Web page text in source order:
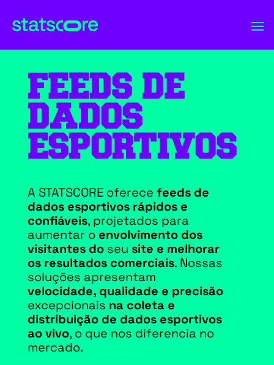
FEEDS DE
DADOS
ESPORTIVOS
A STATSCORE oferece feeds de
dados esportivos rápidos e
confiáveis, projetados para
aumentar o envolvimento dos
visitantes doseu site e melhorar
os resultados comerciais. Nossas
soluções apresentam
velocidade, qualidade e precisão
excepcionais na coleta e
distribuição de dados esportivos
ao vivo, o que nos diferencia no
mercado.